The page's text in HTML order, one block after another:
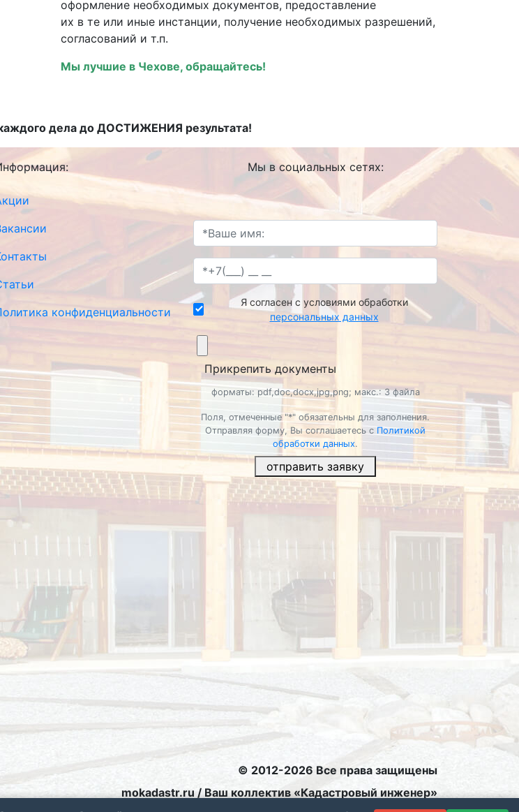
оформление необходимых документов, предоставление
их в те или иные инстанции, получение необходимых разрешений,
согласований и т.п.
Мы лучшие в Чехове, обращайтесь!
дела до ДОСТИЖЕНИЯ результата!
конфиденциальности
Мы в социальных сетях:
Я согласен с условиями обработки
персональных данных
Прикрепить документы
форматы: pdf,doc,docx,jpg,png; макс.: 3 файла
Поля, отмеченные "*" обязательны для заполнения.
Отправляя форму, Вы соглашаетесь с Политикой
обработки данных.
отправить заявку
×
© 2012-2026 Все права защищены
mokadastr.ru / Ваш коллектив «Кадастровый инженер»